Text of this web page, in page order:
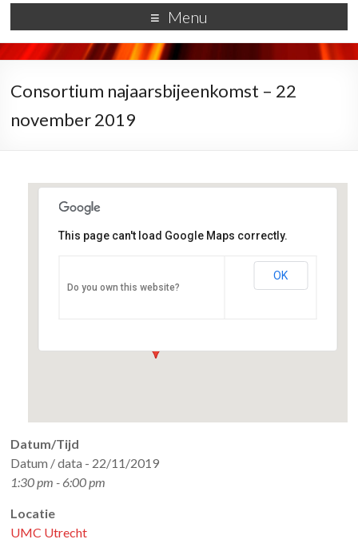
Menu
Consortium najaarsbijeenkomst – 22
november 2019
Heidelberglaan 100 - Utrecht
This page can't load Google Maps correctly.
Do you own this website?
OK
Datum/Tijd
Datum / data - 22/11/2019
1:30 pm - 6:00 pm
Locatie
UMC Utrecht